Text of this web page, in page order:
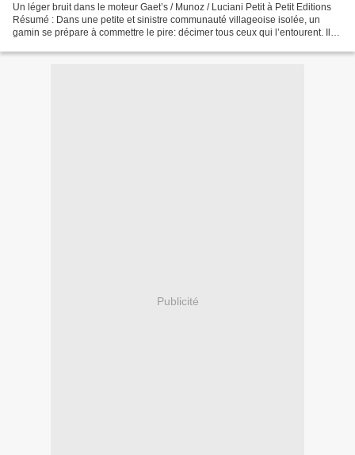
Un léger bruit dans le moteur Gaet’s / Munoz / Luciani Petit à Petit Editions
Résumé : Dans une petite et sinistre communauté villageoise isolée, un
gamin se prépare à commettre le pire: décimer tous ceux qui l’entourent. Il
Publicité